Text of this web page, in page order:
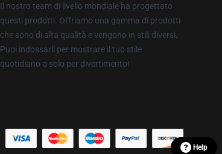
Il nostro team di livello mondiale ha progettato
questi prodotti. Offriamo una gamma di prodotti
che sono di alta qualità e vengono in stili diversi.
Puoi indossarli per mostrare il tuo stile
quotidiano o solo per divertimento!
Help